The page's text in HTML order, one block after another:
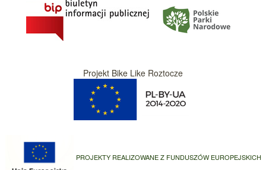
Projekt Bike Like Roztocze
PROJEKTY REALIZOWANE Z FUNDUSZÓW EUROPEJSKICH